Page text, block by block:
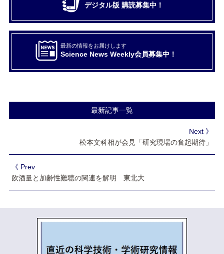
デジタル版 購読募集中！
最新の情報をお届けします
Science News Weekly会員募集中！
最新記事一覧
Next 》
松本文科相が会見「研究現場の奮起期待」
《 Prev
飲酒量と加齢性難聴の関連を解明 東北大